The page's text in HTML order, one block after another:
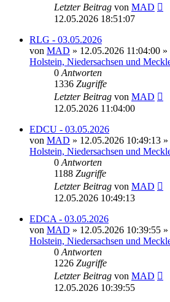
Letzter Beitrag von MAD
12.05.2026 18:51:07
RLG - 03.05.2026
von MAD » 12.05.2026 11:04:00 »
Holstein, Niedersachsen und
0 Antworten
1336 Zugriffe
Letzter Beitrag von MAD
12.05.2026 11:04:00
EDCU - 03.05.2026
von MAD » 12.05.2026 10:49:13
Holstein, Niedersachsen und
0 Antworten
1188 Zugriffe
Letzter Beitrag von MAD
12.05.2026 10:49:13
EDCA - 03.05.2026
von MAD » 12.05.2026 10:39:55
Holstein, Niedersachsen und
0 Antworten
1226 Zugriffe
Letzter Beitrag von MAD
12.05.2026 10:39:55